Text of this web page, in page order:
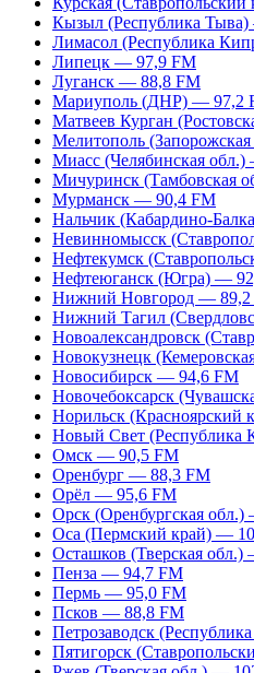
Кызыл (Республика
Лимасол (Республика
Липецк — 97,9 FM
Луганск — 88,8 FM
Мариуполь (ДНР) — 97,2
Матвеев Курган
Мелитополь
Миасс (Челябинская
Мичуринск (Тамбовская
Мурманск — 90,4 FM
Нальчик (Кабардино-
Невинномысск
Нефтекумск
Нефтеюганск (Югра) —
Нижний Новгород — 89,2
Нижний Тагил
Новоалександровск
Новокузнецк
Новосибирск — 94,6 FM
Новочебоксарск
Норильск (Красноярский
Новый Свет
Омск — 90,5 FM
Оренбург — 88,3 FM
Орёл — 95,6 FM
Орск (Оренбургская
Оса (Пермский край) —
Осташков (Тверская
Пенза — 94,7 FM
Пермь — 95,0 FM
Псков — 88,8 FM
Петрозаводск
Пятигорск